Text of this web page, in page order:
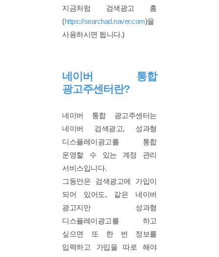
지금처럼 검색광고 홈
(https://searchad.naver.com)을
사용하시면 됩니다.)
네이버 통합
광고주센터란?
네이버 통합 광고주센터는
네이버 검색광고, 성과형
디스플레이광고를 통합
운영할 수 있는 계정 관리
서비스입니다.
그동안은 검색광고에 가입이
되어 있어도, 같은 네이버
광고지만 성과형
디스플레이광고를 하고
싶으면 또 한 번 정보를
입력하고 가입을 따로 해야